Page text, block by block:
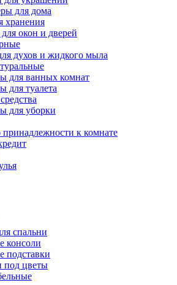
для дома
хранения
окон и дверей
духов и жидкого мыла
для ванных комнат
для туалета
для уборки
к комнате
спальни
консоли
подставки
под цветы